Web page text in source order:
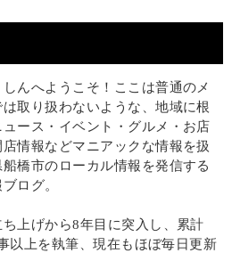
んへようこそ！ここは普通のメ
は取り扱わないような、地域に根
ース・イベント・グルメ・お店
情報などマニアックな情報を扱
船橋市のローカル情報を発信する
ログ。
ち上げから8年目に突入し、累計
以上を執筆、現在もほぼ毎日更新